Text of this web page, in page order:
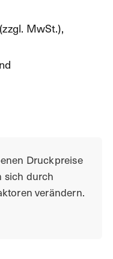
MwSt.),
Druckpreise
sich durch
verändern.